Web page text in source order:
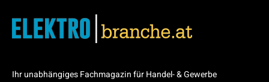
Ihr unabhängiges Fachmagazin für Handel- & Gewerbe